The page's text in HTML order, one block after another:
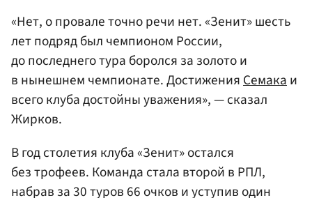
«Нет, о провале точно речи нет. «Зенит» шесть
лет подряд был чемпионом России,
до последнего тура боролся за золото и
в нынешнем чемпионате. ДостиженияСемакаи
всего клуба достойны уважения», — сказал
Жирков.
В год столетия клуба «Зенит» остался
без трофеев. Команда стала второй в РПЛ,
набрав за 30 туров 66 очков и уступив один